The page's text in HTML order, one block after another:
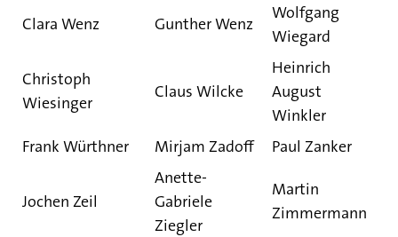
Clara Wenz
Gunther Wenz
Wolfgang
Wiegard
Christoph
Wiesinger
Claus Wilcke
Heinrich
August
Winkler
Frank Würthner
Mirjam Zadoff Paul Zanker
Jochen Zeil
Anette-
Gabriele
Ziegler
Martin
Zimmermann